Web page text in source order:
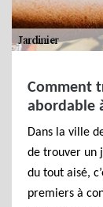
Comment
abordable
Dans la ville
de trouver un
du tout aisé,
premiers à